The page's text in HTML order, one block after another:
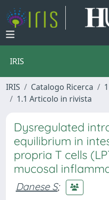
IRIS
IRIS Catalogo Ricerca
1.1 Articolo in rivista
Dysregulated
equilibrium in
propria T cells
mucosal
Danese S;